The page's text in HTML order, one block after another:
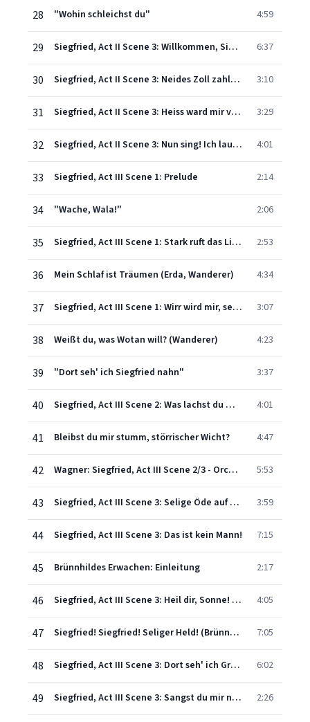
28 "Wohin schleichst du" 4:59
29 Siegfried, Act II Scene 3: Willkommen, Siegfried – Das sagt' ich doch nicht 6:37
30 Siegfried, Act II Scene 3: Neides Zoll zahlt Notung 3:10
31 Siegfried, Act II Scene 3: Heiss ward mir von der harten Last! 3:29
32 Siegfried, Act II Scene 3: Nun sing! Ich lausche dem Gesang 4:01
33 Siegfried, Act III Scene 1: Prelude 2:14
34 "Wache, Wala!" 2:06
35 Siegfried, Act III Scene 1: Stark ruft das Lied 2:53
36 Mein Schlaf ist Träumen (Erda, Wanderer) 4:34
37 Siegfried, Act III Scene 1: Wirr wird mir, seit ich erwacht 3:07
38 Weißt du, was Wotan will? (Wanderer) 4:23
39 "Dort seh' ich Siegfried nahn" 3:37
40 Siegfried, Act III Scene 2: Was lachst du mich aus? 4:01
41 Bleibst du mir stumm, störrischer Wicht? 4:47
42 Wagner: Siegfried, Act III Scene 2/3 - Orchestral Interlude – Introduction 5:53
43 Siegfried, Act III Scene 3: Selige Öde auf sonniger Höh'! 3:59
44 Siegfried, Act III Scene 3: Das ist kein Mann! 7:15
45 Brünnhildes Erwachen: Einleitung 2:17
46 Siegfried, Act III Scene 3: Heil dir, Sonne! "Brünnhilde's Awakening" 4:05
47 Siegfried! Siegfried! Seliger Held! (Brünnhilde, Siegfried) 7:05
48 Siegfried, Act III Scene 3: Dort seh' ich Grane, mein selig Roß 6:02
49 Siegfried, Act III Scene 3: Sangst du mir nicht, dein Wissen sei 2:26